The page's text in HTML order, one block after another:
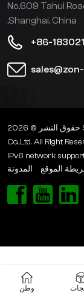
No.609 Tahui
,Shanghai, China
+86-
حقوق النشر © 2026 Shanghai Zon-Cho Huge Science and Technology
Co.,Ltd. All Right
IPv6 network
المدونة
الموقع
وطن